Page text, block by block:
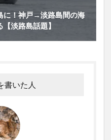
に！神戸→淡路島間の海
淡路島話題】
書いた人